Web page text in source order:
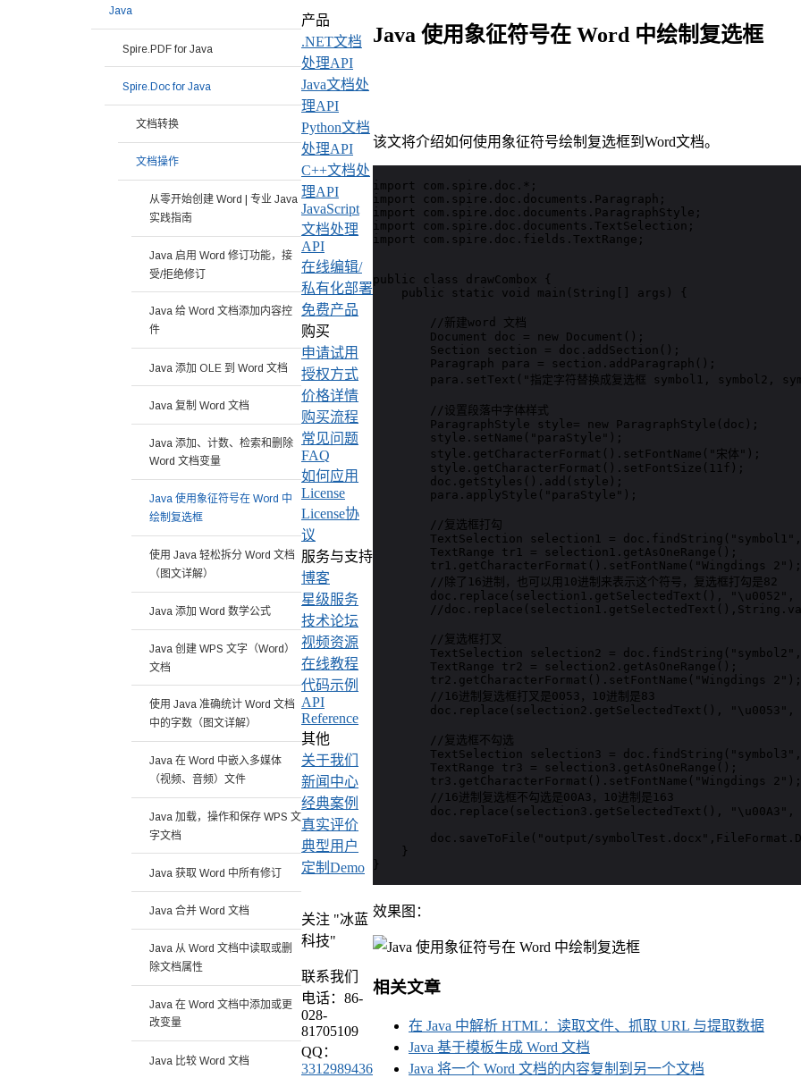
Java 使用象征符号在 Word 中绘制复选框
该文将介绍如何使用象征符号绘制复选框到Word文档。
import com.spire.doc.*;
import com.spire.doc.documents.Paragraph;
import com.spire.doc.documents.ParagraphStyle;
import com.spire.doc.documents.TextSelection;
import com.spire.doc.fields.TextRange;
public class drawCombox {
    public static void main(String[] args) {
        //新建word 文档
        Document doc = new Document();
        Section section = doc.addSection();
        Paragraph para = section.addParagraph();
para.setText("指定字符替换成复选框 symbol1, symbol2,
        //设置段落中字体样式
        ParagraphStyle style= new ParagraphStyle(doc);
        style.setName("paraStyle");
        style.getCharacterFormat().setFontName("宋体");
        style.getCharacterFormat().setFontSize(11f);
        doc.getStyles().add(style);
        para.applyStyle("paraStyle");
        //复选框打勾
TextSelection selection1 =
        TextRange tr1 = selection1.getAsOneRange();
        tr1.getCharacterFormat().setFontName("Wingdings 2");
        //除了16进制，也可以用10进制来表示这个符号，复选框打勾是82
doc.replace(selection1.getSelectedText(), "\u0052",
//
        //复选框打叉
TextSelection selection2 =
        TextRange tr2 = selection2.getAsOneRange();
        tr2.getCharacterFormat().setFontName("Wingdings 2");
        //16进制复选框打叉是0053，10进制是83
doc.replace(selection2.getSelectedText(), "\u0053",
        //复选框不勾选
TextSelection selection3 =
        TextRange tr3 = selection3.getAsOneRange();
        tr3.getCharacterFormat().setFontName("Wingdings 2");
        //16进制复选框不勾选是00A3，10进制是163
doc.replace(selection3.getSelectedText(), "\u00A3",
doc.saveToFile("output/
    }
}
效果图：
相关文章
在 Java 中解析 HTML：读取文件、抓取 URL 与提取数据
Java 基于模板生成 Word 文档
Java 将一个 Word 文档的内容复制到另一个文档
Java
Spire.PDF for Java
Spire.Doc for Java
文档转换
文档操作
从零开始创建 Word | 专业 Java
实践指南
Java 启用 Word 修订功能，接
受/拒绝修订
Java 给 Word 文档添加内容控
件
Java 添加 OLE 到 Word 文档
Java 复制 Word 文档
Java 添加、计数、检索和删除
Word 文档变量
Java 使用象征符号在 Word 中
绘制复选框
使用 Java 轻松拆分 Word 文档
（图文详解）
Java 添加 Word 数学公式
Java 创建 WPS 文字（Word）
文档
使用 Java 准确统计 Word 文档
中的字数（图文详解）
Java 在 Word 中嵌入多媒体
（视频、音频）文件
Java 加载，操作和保存 WPS 文
字文档
Java 获取 Word 中所有修订
Java 合并 Word 文档
Java 从 Word 文档中读取或删
除文档属性
Java 在 Word 文档中添加或更
改变量
Java 比较 Word 文档
产品
.NET文档
处理API
Java文档处
理API
Python文档
处理API
C++文档处
理API
JavaScript
文档处理
API
在线编辑/
私有化部署
免费产品
购买
申请试用
授权方式
价格详情
购买流程
常见问题
FAQ
如何应用
License
License协
议
服务与支持
博客
星级服务
技术论坛
视频资源
在线教程
代码示例
API
Reference
其他
关于我们
新闻中心
经典案例
真实评价
典型用户
定制Demo
关注 "冰蓝
科技"
联系我们
电话：86-
028-
81705109
QQ：
3312989436